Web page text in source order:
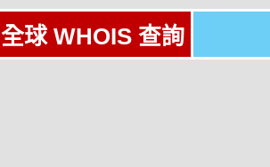
全球 WHOIS 查詢